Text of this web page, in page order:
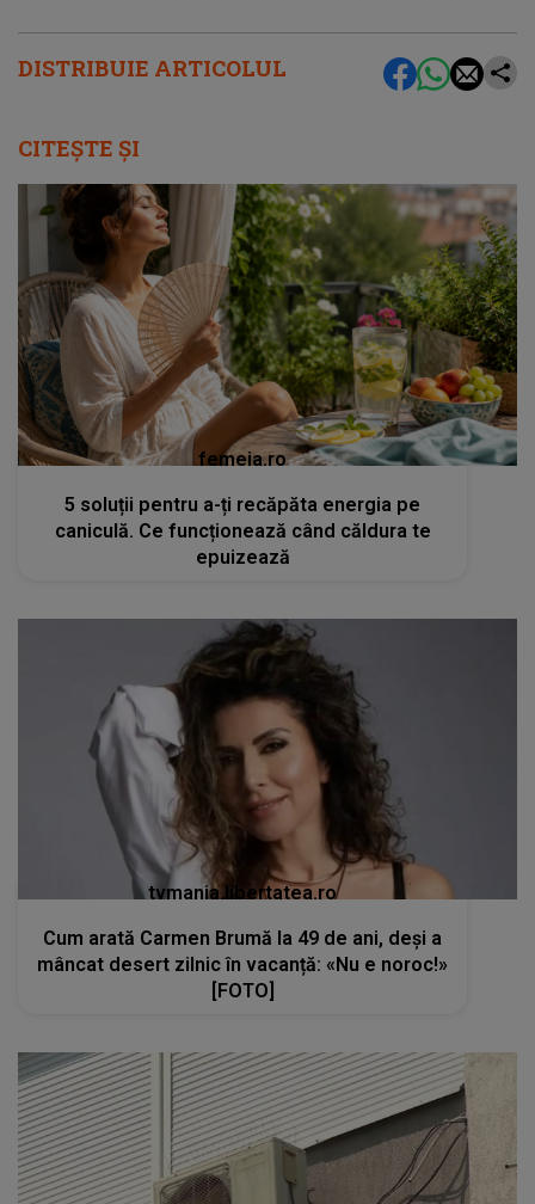
DISTRIBUIE ARTICOLUL
CITEȘTE ȘI
femeia.ro
5 soluții pentru a-ți recăpăta energia pe
caniculă. Ce funcționează când căldura te
epuizează
tvmania.libertatea.ro
Cum arată Carmen Brumă la 49 de ani, deși a
mâncat desert zilnic în vacanță: «Nu e noroc!»
[FOTO]